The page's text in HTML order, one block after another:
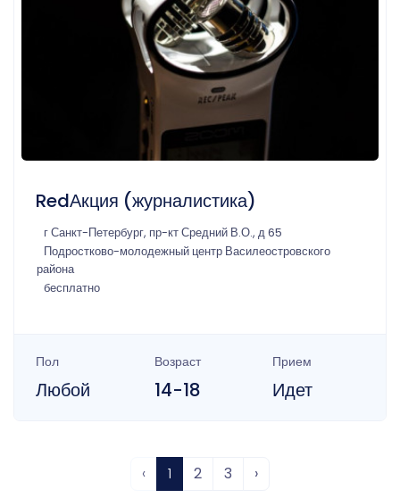
RedАкция (журналистика)
г Санкт-Петербург, пр-кт Средний В.О., д 65
Подростково-молодежный центр Василеостровского
района
бесплатно
Пол
Любой
Возраст
14-18
Прием
Идет
‹ 1 2 3 ›